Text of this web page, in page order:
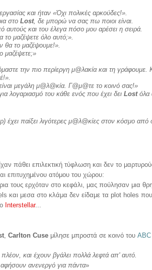
και ήταν «Όχι πολικές αρκούδες!».
στο Lost, δε μπορώ να σας πω ποιοι είναι.
και του έλεγα πόσο μου αρέσει η σειρά.
μαζέψετε όλο αυτό;».
θα το μαζέψουμε!».
μαζέψετε;»
την πιο περίεργη μ@λακία και τη γράφουμε.
μεγάλη μ@λ@κία. Γ@μ@τε το κοινό σας!»
λογαριασμό του κάθε ενός που έχει δει Lostόλα
παίξει λιγότερες μ@λ@κίες στον κόσμο από
πάθει επιλεκτική τύφλωση και δεν το
επιτυχημένου ατόμου του χώρου:
τους ερχόταν στο κεφάλι, μας πούλησαν μια
και μεσα στο κλάμα δεν είδαμε τα plot holes
Interstellar...
, Carlton Cuse μίλησε μπροστά σε κοινό του ABC
πλέον, και έχουν βγάλει πολλά λεφτά απ' αυτό.
ανενεργό για πάντα»